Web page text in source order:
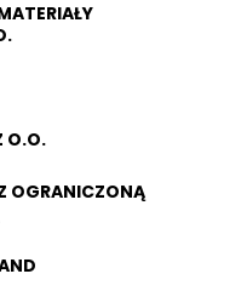
O.O.
OGRANICZONĄ